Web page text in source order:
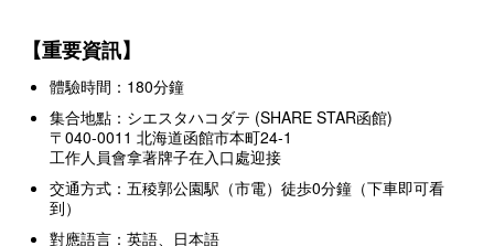
【重要資訊】
體驗時間：180分鐘
集合地點：シエスタハコダテ (SHARE STAR函館)
〒040-0011 北海道函館市本町24-1
工作人員會拿著牌子在入口處迎接
交通方式：五稜郭公園駅（市電）徒歩0分鐘（下車即可看
到）
對應語言：英語、日本語